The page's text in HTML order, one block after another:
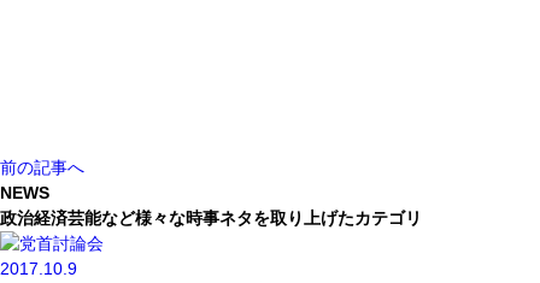
前の記事へ
NEWS
政治経済芸能など様々な時事ネタを取り上げたカテゴリ
2017.10.9